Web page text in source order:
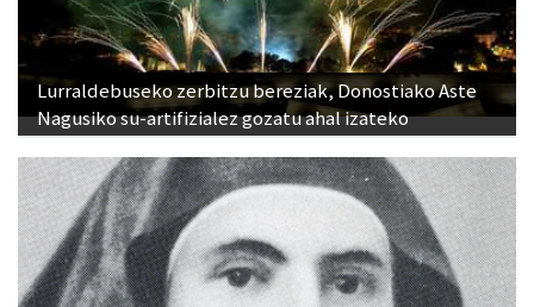
Lurraldebuseko zerbitzu bereziak, Donostiako Aste
Nagusiko su-artifizialez gozatu ahal izateko